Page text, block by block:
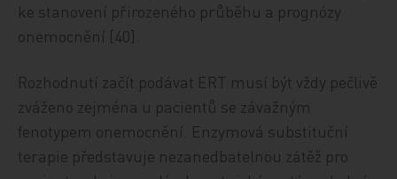
ke stanovení přirozeného průběhu a prognózy
onemocnění [40].
Rozhodnutí začít podávat ERT musí být vždy pečlivě
zváženo zejména u pacientů se závažným
fenotypem onemocnění. Enzymová substituční
terapie představuje nezanedbatelnou zátěž pro